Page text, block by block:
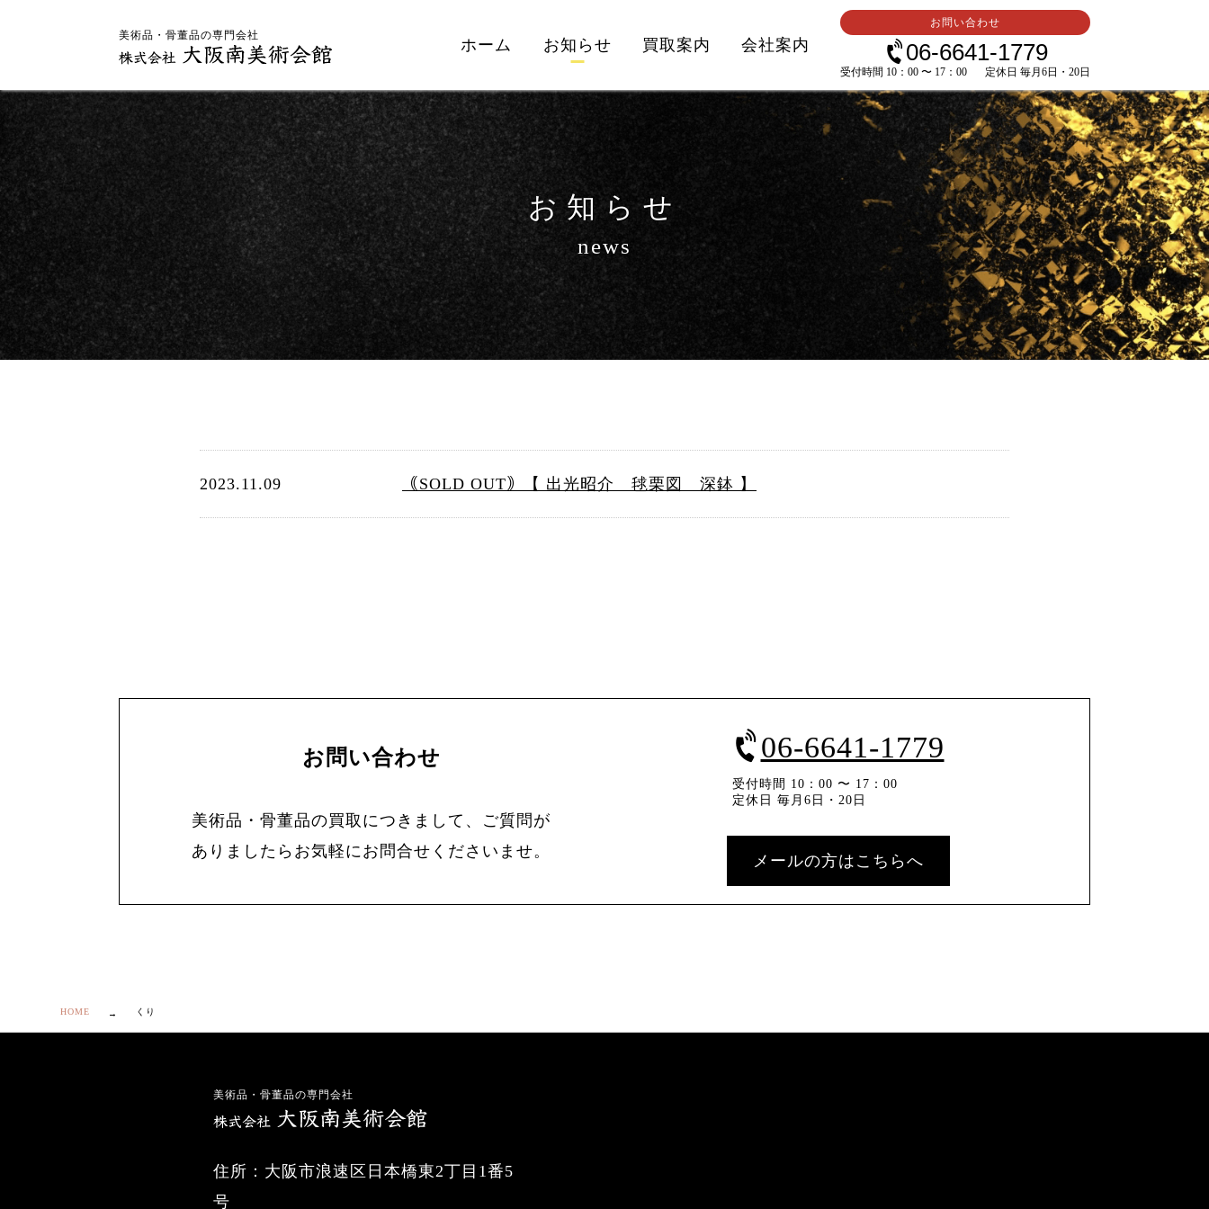
美術品・骨董品の専門会社
ホーム お知らせ 買取案内 会社案内
お問い合わせ
06-6641-1779
受付時間 10：00 〜 17：00 定休日 毎月6日・20日
お知らせ
news
2023.11.09 ｟SOLD OUT｠【 出光昭介 毬栗図 深鉢 】
お問い合わせ
美術品・骨董品の買取につきまして、ご質問が
ありましたらお気軽にお問合せくださいませ。
06-6641-1779
受付時間 10：00 〜 17：00
定休日 毎月6日・20日
メールの方はこちらへ
HOME くり
美術品・骨董品の専門会社
住所：大阪市浪速区日本橋東2丁目1番5
号